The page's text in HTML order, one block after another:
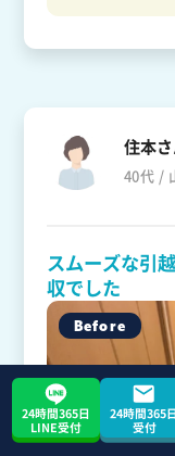
住本
40代 /
スムーズな引
収でした
24時間365日
LINE受付
24時間365
受付